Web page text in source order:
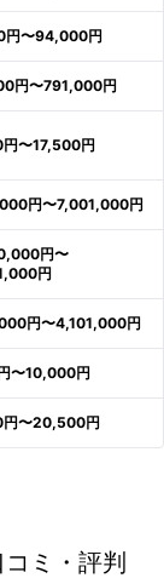
〜94,000円
円〜791,000円
〜17,500円
円〜7,001,000円
円〜
円
円〜4,101,000円
〜10,000円
〜20,500円
ミ・評判